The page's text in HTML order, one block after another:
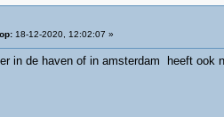
18-12-2020, 12:02:07 »
in de haven of in amsterdam heeft ook